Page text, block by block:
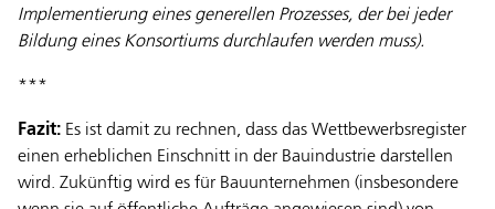
Implementierung eines generellen Prozesses, der bei jeder
Bildung eines Konsortiums durchlaufen werden muss).
***
Fazit: Es ist damit zu rechnen, dass das Wettbewerbsregister
einen erheblichen Einschnitt in der Bauindustrie darstellen
wird. Zukünftig wird es für Bauunternehmen (insbesondere